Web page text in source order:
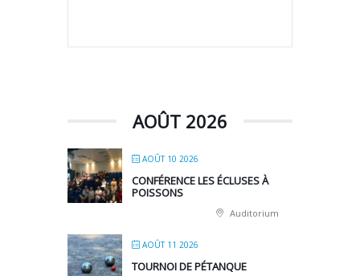
AOÛT 2026
AOÛT 10 2026
CONFÉRENCE LES ÉCLUSES À
POISSONS
Auditorium
AOÛT 11 2026
TOURNOI DE PÉTANQUE